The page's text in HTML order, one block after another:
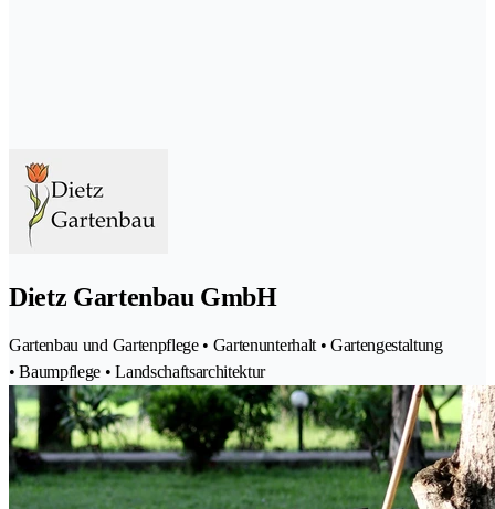
Dietz Gartenbau GmbH
Gartenbau und Gartenpflege • Gartenunterhalt • Gartengestaltung
• Baumpflege • Landschaftsarchitektur